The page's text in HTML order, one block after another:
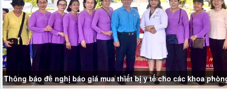
Thông báo đề nghị báo giá mua thiết bị y tế cho các khoa